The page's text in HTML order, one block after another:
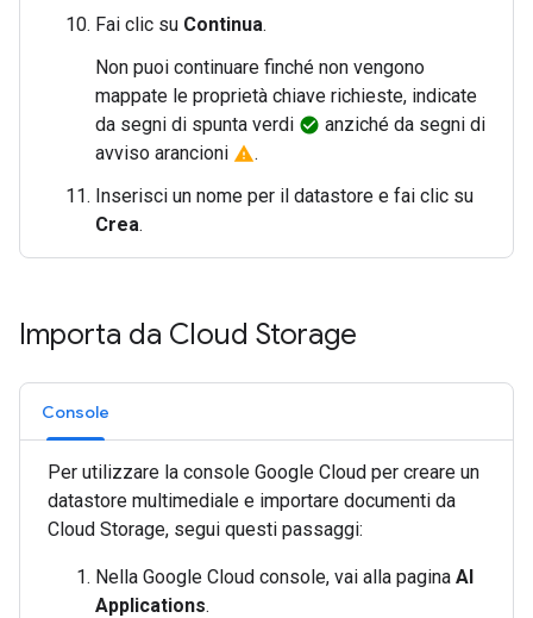
Fai clic su Continua.
Non puoi continuare finché non vengono
mappate le proprietà chiave richieste, indicate
da segni di spunta verdi check_circle anziché da segni di
avviso arancioni warning.
Inserisci un nome per il datastore e fai clic su
Crea.
Importa da Cloud Storage
Console
Per utilizzare la console Google Cloud per creare un
datastore multimediale e importare documenti da
Cloud Storage, segui questi passaggi:
Nella Google Cloud console, vai alla pagina AI
Applications.